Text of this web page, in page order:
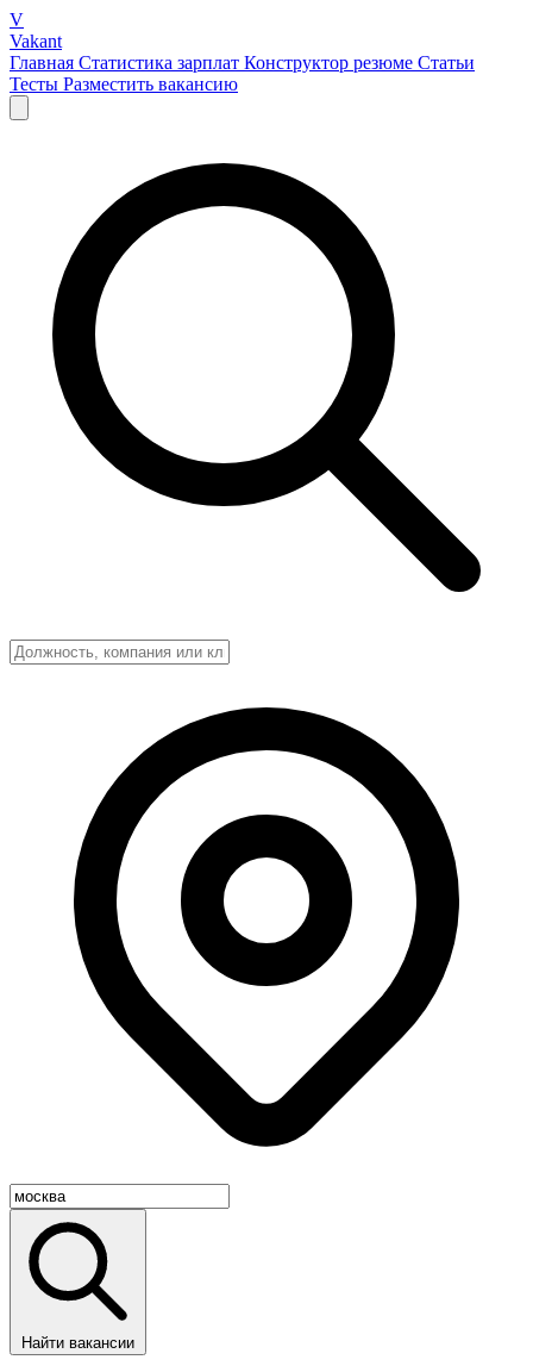
V
Vakant
Главная Статистика зарплат Конструктор резюме Статьи
Тесты Разместить вакансию
Найти вакансии